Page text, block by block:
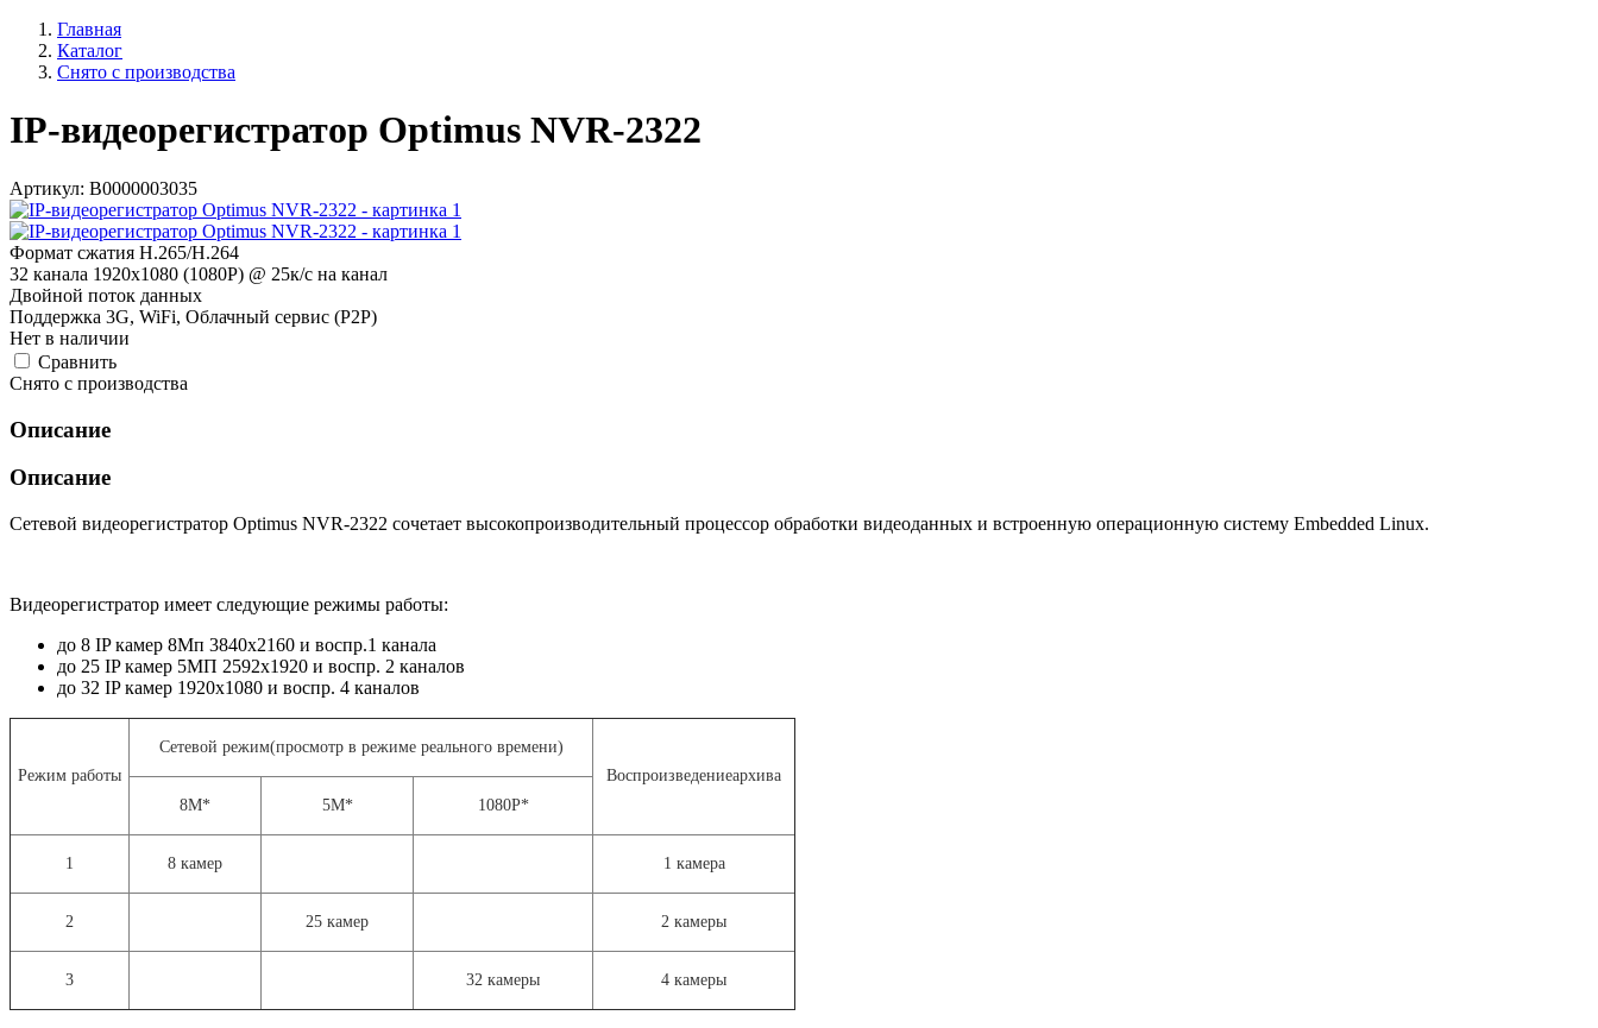
Главная
Каталог
Снято с производства
IP-видеорегистратор Optimus NVR-2322
Артикул: В0000003035
Формат сжатия H.265/H.264
32 канала 1920x1080 (1080P) @ 25к/с на канал
Двойной поток данных
Поддержка 3G, WiFi, Облачный сервис (P2P)
Нет в наличии
Cравнить
Снято с производства
Описание
Описание
Сетевой видеорегистратор Optimus NVR-2322 сочетает высокопроизводительный процессор обработки видеоданных и встроенную операционную систему Embedded Linux.
Видеорегистратор имеет следующие режимы работы:
до 8 IP камер 8Мп 3840х2160 и воспр.1 канала
до 25 IP камер 5МП 2592х1920 и воспр. 2 каналов
до 32 IP камер 1920х1080 и воспр. 4 каналов
Режим работы
Сетевой режим(просмотр в режиме реального времени)
Воспроизведениеархива
8М*
5М* 1080P*
1 8 камер 1 камера
2 25 камер 2 камеры
3 32 камеры 4 камеры